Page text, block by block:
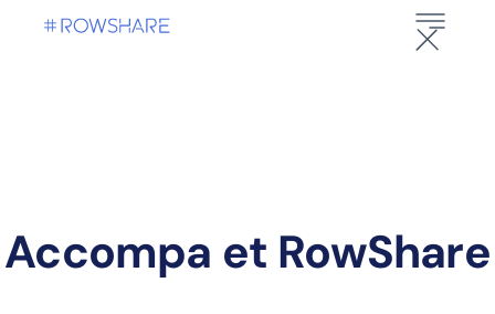
Accompa et RowShare